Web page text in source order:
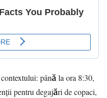
până la ora 8:30,
pentru degajări de copaci,